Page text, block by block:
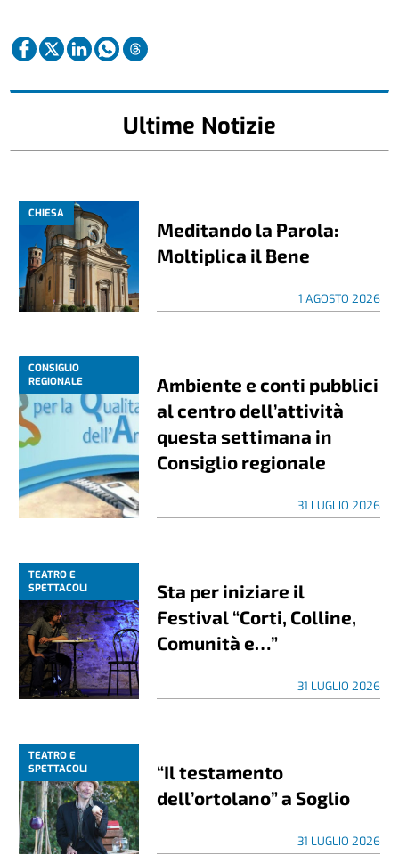
Ultime Notizie
CHIESA
Meditando la Parola:
Moltiplica il Bene
1 AGOSTO 2026
CONSIGLIO
REGIONALE
Ambiente e conti pubblici
al centro dell’attività
questa settimana in
Consiglio regionale
31 LUGLIO 2026
TEATRO E
SPETTACOLI
Sta per iniziare il
Festival “Corti, Colline,
Comunità e…”
31 LUGLIO 2026
TEATRO E
SPETTACOLI
“Il testamento
dell’ortolano” a Soglio
31 LUGLIO 2026